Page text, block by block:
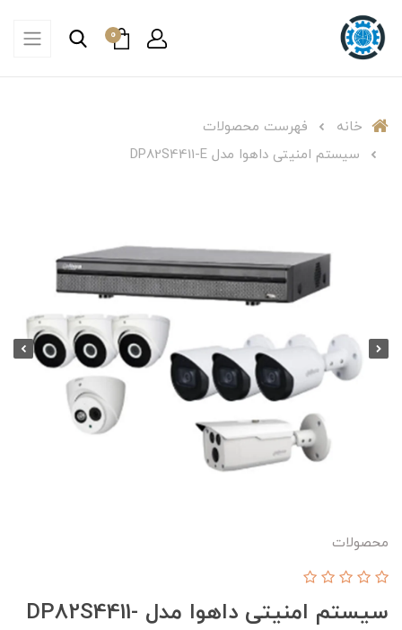
0
خانه
فهرست محصولات
سیستم امنیتی داهوا مدل DP82S4411-E
محصولات
سیستم امنیتی داهوا مدل DP82S4411-